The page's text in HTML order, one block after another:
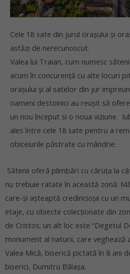
Cele 18 sate din jurul orașului și
astăzi de nerecunoscut.
Valea lui Traian, cum numesc
acum în concurență cu alte locuri
orașului și al satelor din jur
oameni destoinici au reușit să
un nou început si o noua viziune.
ales între cele 18 sate pentru a
obiceiurile păstrate cu mândrie.
Sătenii oferă plimbări cu căruța la
nu trebuie ratate în această zonă:
care-și așteaptă credincioșii cu un
etaje, cu obiecte colecționate din
de Cristos; un alt loc este “Degetul
monument al naturii, care veghează
Valea Mică, biserică pictată în 8 ani
biserici, Dumitru Bălașa.